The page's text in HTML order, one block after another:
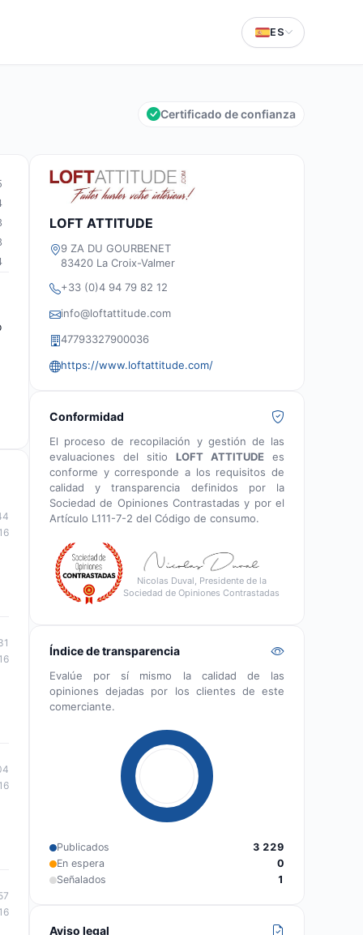
ES
Certificado de confianza
LOFT ATTITUDE
9 ZA DU GOURBENET
83420 La Croix-Valmer
+33 (0)4 94 79 82 12
info@loftattitude.com
47793327900036
https://www.loftattitude.com/
Conformidad
El proceso de recopilación y gestión de las
evaluaciones del sitio LOFT ATTITUDE es
conforme y corresponde a los requisitos de
calidad y transparencia definidos por la
Sociedad de Opiniones Contrastadas y por el
Artículo L111-7-2 del Código de consumo.
Nicolas Duval, Presidente de la
Sociedad de Opiniones Contrastadas
Índice de transparencia
Evalúe por sí mismo la calidad de las
opiniones dejadas por los clientes de este
comerciante.
Publicados
3 229
En espera
0
Señalados
1
Aviso legal